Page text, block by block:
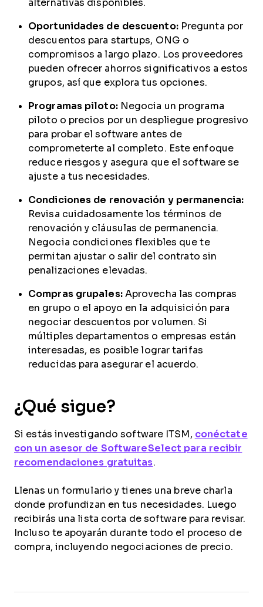
alternativas disponibles.
Oportunidades de descuento:Pregunta por
descuentos para startups, ONG o
compromisos a largo plazo. Los proveedores
pueden ofrecer ahorros significativos a estos
grupos, así que explora tus opciones.
Programas piloto:Negocia un programa
piloto o precios por un despliegue progresivo
para probar el software antes de
comprometerte al completo. Este enfoque
reduce riesgos y asegura que el software se
ajuste a tus necesidades.
Condiciones de renovación y permanencia:
Revisa cuidadosamente los términos de
renovación y cláusulas de permanencia.
Negocia condiciones flexibles que te
permitan ajustar o salir del contrato sin
penalizaciones elevadas.
Compras grupales:Aprovecha las compras
en grupo o el apoyo en la adquisición para
negociar descuentos por volumen. Si
múltiples departamentos o empresas están
interesadas, es posible lograr tarifas
reducidas para asegurar el acuerdo.
¿Qué sigue?
Si estás investigando software ITSM, conéctate
con un asesor de SoftwareSelect para recibir
recomendaciones gratuitas.
Llenas un formulario y tienes una breve charla
donde profundizan en tus necesidades. Luego
recibirás una lista corta de software para revisar.
Incluso te apoyarán durante todo el proceso de
compra, incluyendo negociaciones de precio.